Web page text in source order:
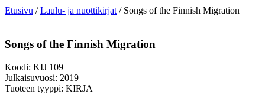
Etusivu /Laulu- ja nuottikirjat/ Songs of the Finnish Migration
Songs of the Finnish Migration
Koodi: KIJ 109
Julkaisuvuosi: 2019
Tuoteen tyyppi: KIRJA